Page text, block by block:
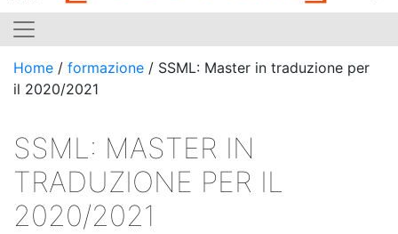
Home / formazione / SSML: Master in traduzione per
il 2020/2021
SSML: MASTER IN
TRADUZIONE PER IL
2020/2021